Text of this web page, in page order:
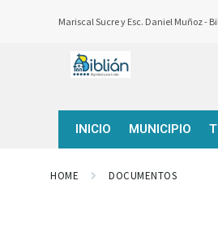
Mariscal Sucre y Esc. Daniel Muñoz -
INICIO MUNICIPIO
HOME DOCUMENTOS